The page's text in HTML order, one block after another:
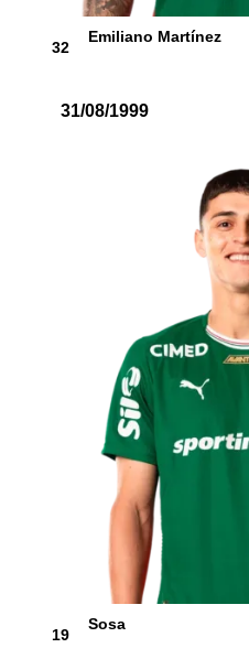
32
Emiliano Martínez
31/08/1999
19
Sosa